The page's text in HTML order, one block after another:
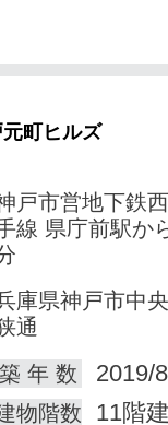
町ヒルズ
戸市営地下鉄
線 県庁前駅か
庫県神戸市中
通
築 年 数
2019/
物階数 11階